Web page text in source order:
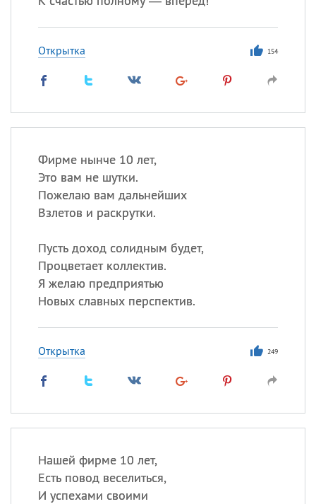
Открытка 154
Фирме нынче 10 лет,
Это вам не шутки.
Пожелаю вам дальнейших
Взлетов и раскрутки.
Пусть доход солидным будет,
Процветает коллектив.
Я желаю предприятью
Новых славных перспектив.
Открытка 249
Нашей фирме 10 лет,
Есть повод веселиться,
И успехами своими